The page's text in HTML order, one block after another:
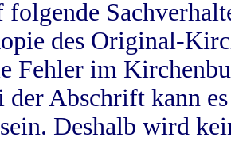
folgende
des Original-
Fehler im
der Abschrift kann
Deshalb wird